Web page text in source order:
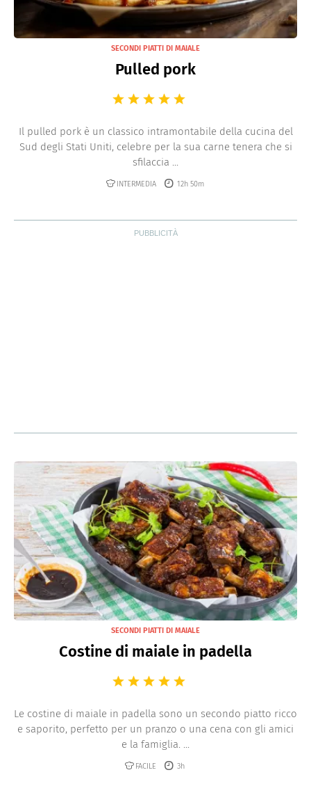
SECONDI PIATTI DI MAIALE
Pulled pork
Il pulled pork è un classico intramontabile della cucina del
Sud degli Stati Uniti, celebre per la sua carne tenera che si
sfilaccia ...
INTERMEDIA 12h 50m
SECONDI PIATTI DI MAIALE
Costine di maiale in padella
Le costine di maiale in padella sono un secondo piatto ricco
e saporito, perfetto per un pranzo o una cena con gli amici
e la famiglia. ...
FACILE 3h